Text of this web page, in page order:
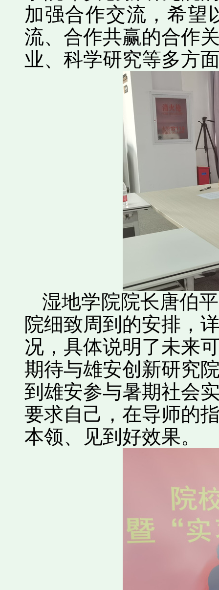
加强合作交流，希望
流、合作共赢的合作
业、科学研究等多方
湿地学院院长唐伯
院细致周到的安排，
况，具体说明了未来
期待与雄安创新研究
到雄安参与暑期社会
要求自己，在导师的
本领、见到好效果。